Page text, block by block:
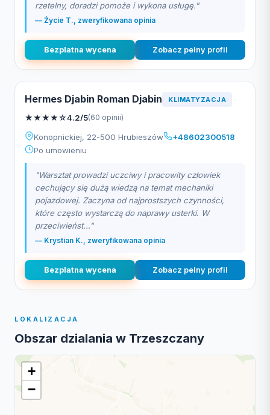
rzetelny, doradzi pomoże i wykona usługę."
— Życie T., zweryfikowana opinia
Bezplatna wycena Zobacz pelny profil
Hermes Djabin Roman Djabin KLIMATYZACJA
★★★★☆4.2/5(60 opinii)
Konopnickiej, 22-500 Hrubieszów
+48602300518
Po umowieniu
"Warsztat prowadzi uczciwy i pracowity człowiek
cechujący się dużą wiedzą na temat mechaniki
pojazdowej. Zaczyna od najprostszych czynności,
które często wystarczą do naprawy usterki. W
przeciwieńst..."
— Krystian K., zweryfikowana opinia
Bezplatna wycena Zobacz pelny profil
LOKALIZACJA
Obszar dzialania w Trzeszczany
+
−